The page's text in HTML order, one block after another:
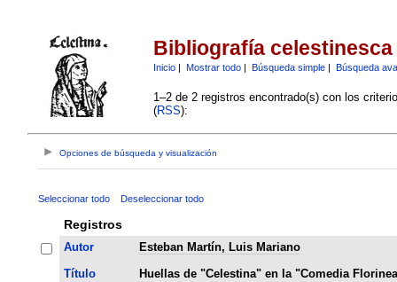
Bibliografía celestinesca
Inicio| Mostrar todo| Búsqueda simple| Búsqueda
1–2 de 2 registros encontrado(s) con los
(RSS):
Opciones de búsqueda y visualización
Seleccionar todo Deseleccionar todo
Registros
Autor
Esteban Martín, Luis Mariano
Título
Huellas de "Celestina" en la "Comedia